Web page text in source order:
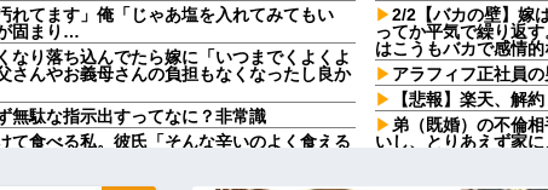
れてます」俺「じゃあ塩を入れてみてもい
固まり…
なり落ち込んでたら嫁に「いつまでくよくよ
さんやお義母さんの負担もなくなったし良か
無駄な指示出すってなに？非常識
て食べる私。彼氏「そんな辛いのよく食える
2/2【バカの壁】嫁
ってか平気で繰り返
はこうもバカで感情
アラフィフ正社員
【悲報】楽天、解
弟（既婚）の不倫
いし、とりあえず家